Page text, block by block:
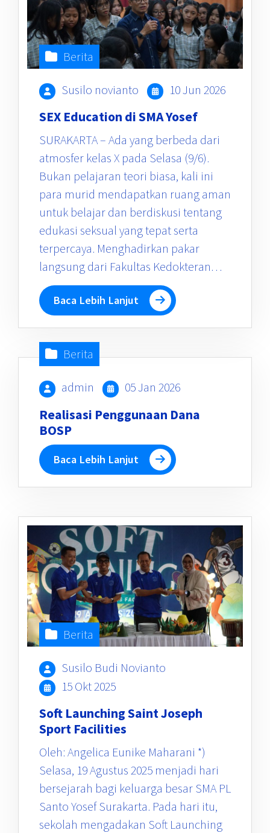
Berita
Susilo novianto 10 Jun 2026
SEX Education di SMA Yosef
SURAKARTA – Ada yang berbeda dari
atmosfer kelas X pada Selasa (9/6).
Bukan pelajaran teori biasa, kali ini
para murid mendapatkan ruang aman
untuk belajar dan berdiskusi tentang
edukasi seksual yang tepat serta
terpercaya. Menghadirkan pakar
langsung dari Fakultas Kedokteran…
Baca Lebih Lanjut
Berita
admin 05 Jan 2026
Realisasi Penggunaan Dana
BOSP
Baca Lebih Lanjut
Berita
Susilo Budi Novianto
15 Okt 2025
Soft Launching Saint Joseph
Sport Facilities
Oleh: Angelica Eunike Maharani *)
Selasa, 19 Agustus 2025 menjadi hari
bersejarah bagi keluarga besar SMA PL
Santo Yosef Surakarta. Pada hari itu,
sekolah mengadakan Soft Launching